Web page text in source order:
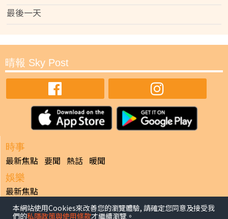
最後一天
晴報 Sky Post
時事
最新焦點 要聞 熱話 暖聞
娛樂
最新焦點
健康
本網站使用Cookies來改善您的瀏覽體驗, 請確定您同意及接受我
們的私隱政策與使用條款才繼續瀏覽。